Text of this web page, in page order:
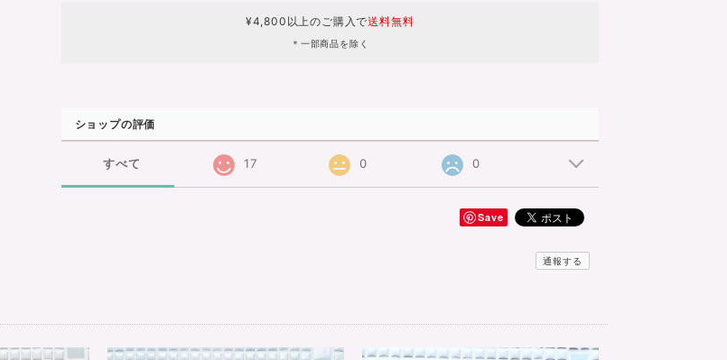
¥4,800以上のご購入で送料無料
＊一部商品を除く
ショップの評価
すべて 17 0 0
Save
通報する